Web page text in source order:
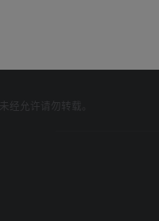
经允许请勿转载。